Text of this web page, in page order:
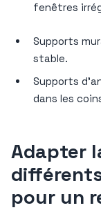
fenêtres
Supports
stable.
Supports
dans les
Adapter
pour un